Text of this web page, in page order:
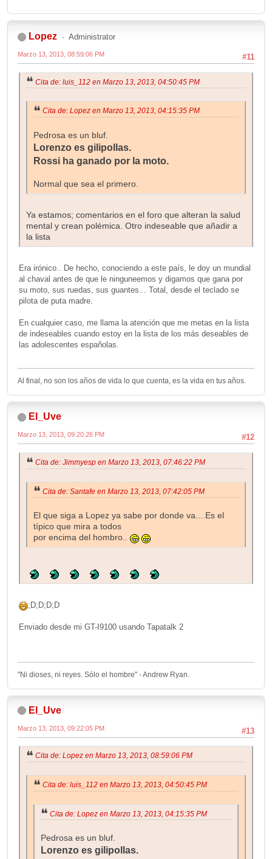
Lopez Administrator
#11
Marzo 13, 2013, 08:59:06 PM
Cita de: luis_112 en Marzo 13, 2013, 04:50:45 PM
Cita de: Lopez en Marzo 13, 2013, 04:15:35 PM
Pedrosa es un bluf.
Lorenzo es gilipollas.
Rossi ha ganado por la moto.
Normal que sea el primero.
Ya estamos; comentarios en el foro que alteran la salud
mental y crean polémica. Otro indeseable que añadir a
la lista
Era irónico.. De hecho, conociendo a este país, le doy un mundial
al chaval antes de que le ninguneemos y digamos que gana por
su moto, sus ruedas, sus guantes... Total, desde el teclado se
pilota de puta madre.
En cualquier caso, me llama la atención que me metas en la lista
de indeseables cuando estoy en la lista de los más deseables de
las adolescentes españolas.
Al final, no son los años de vida lo que cuenta, es la vida en tus años.
El_Uve
#12
Marzo 13, 2013, 09:20:26 PM
Cita de: Jimmyesp en Marzo 13, 2013, 07:46:22 PM
Cita de: Santafe en Marzo 13, 2013, 07:42:05 PM
El que siga a Lopez ya sabe por donde va....Es el
típico que mira a todos
por encima del hombro..
;D;D;D;D
Enviado desde mi GT-I9100 usando Tapatalk 2
"Ni dioses, ni reyes. Sólo el hombre" - Andrew Ryan.
El_Uve
#13
Marzo 13, 2013, 09:22:05 PM
Cita de: Lopez en Marzo 13, 2013, 08:59:06 PM
Cita de: luis_112 en Marzo 13, 2013, 04:50:45 PM
Cita de: Lopez en Marzo 13, 2013, 04:15:35 PM
Pedrosa es un bluf.
Lorenzo es gilipollas.